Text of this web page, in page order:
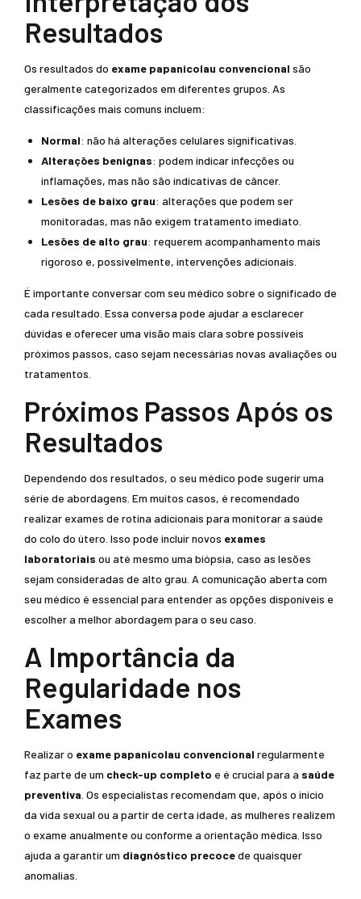
Resultados
Os resultados do exame papanicolau convencional são
geralmente categorizados em diferentes grupos. As
classificações mais comuns incluem:
Normal: não há alterações celulares significativas.
Alterações benignas: podem indicar infecções ou
inflamações, mas não são indicativas de câncer.
Lesões de baixo grau: alterações que podem ser
monitoradas, mas não exigem tratamento imediato.
Lesões de alto grau: requerem acompanhamento mais
rigoroso e, possivelmente, intervenções adicionais.
É importante conversar com seu médico sobre o significado de
cada resultado. Essa conversa pode ajudar a esclarecer
dúvidas e oferecer uma visão mais clara sobre possíveis
próximos passos, caso sejam necessárias novas avaliações ou
tratamentos.
Próximos Passos Após os
Resultados
Dependendo dos resultados, o seu médico pode sugerir uma
série de abordagens. Em muitos casos, é recomendado
realizar exames de rotina adicionais para monitorar a saúde
do colo do útero. Isso pode incluir novos exames
laboratoriais ou até mesmo uma biópsia, caso as lesões
sejam consideradas de alto grau. A comunicação aberta com
seu médico é essencial para entender as opções disponíveis e
escolher a melhor abordagem para o seu caso.
A Importância da
Regularidade nos
Exames
Realizar o exame papanicolau convencional regularmente
faz parte de um check-up completo e é crucial para a saúde
preventiva . Os especialistas recomendam que, após o início
da vida sexual ou a partir de certa idade, as mulheres realizem
o exame anualmente ou conforme a orientação médica. Isso
ajuda a garantir um diagnóstico precocede quaisquer
anomalias.